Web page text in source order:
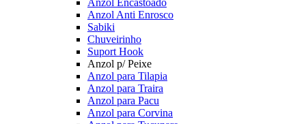
Anzol Encastoado
Anzol Anti Enrosco
Sabiki
Chuveirinho
Suport Hook
Anzol p/ Peixe
Anzol para Tilapia
Anzol para Traira
Anzol para Pacu
Anzol para Corvina